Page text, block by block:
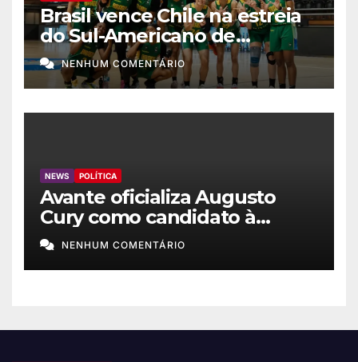
Brasil vence Chile na estreia
do Sul-Americano de
basquete feminino
NENHUM COMENTÁRIO
NEWS POLÍTICA
Avante oficializa Augusto
Cury como candidato à
Presidência
NENHUM COMENTÁRIO